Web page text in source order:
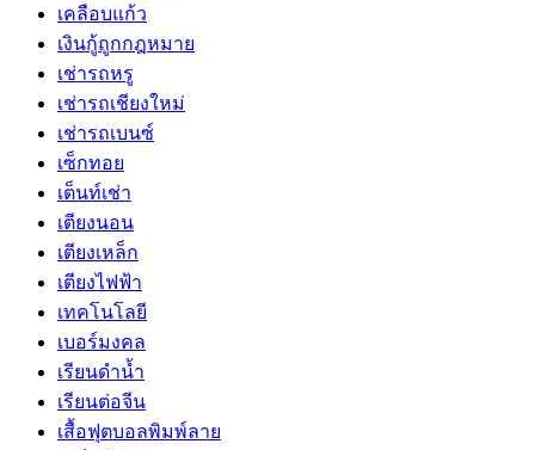
เคลือบแก้ว
เงินกู้ถูกกฎหมาย
เช่ารถหรู
เช่ารถเชียงใหม่
เช่ารถเบนซ์
เซ็กทอย
เต็นท์เช่า
เตียงนอน
เตียงเหล็ก
เตียงไฟฟ้า
เทคโนโลยี
เบอร์มงคล
เรียนดำน้ำ
เรียนต่อจีน
เสื้อฟุตบอลพิมพ์ลาย